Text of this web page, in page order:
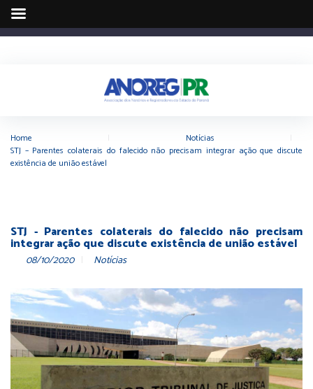
Home Notícias
STJ – Parentes colaterais do falecido não precisam integrar ação que discute
existência de união estável
STJ - Parentes colaterais do falecido não precisam
integrar ação que discute existência de união estável
08/10/2020 Notícias